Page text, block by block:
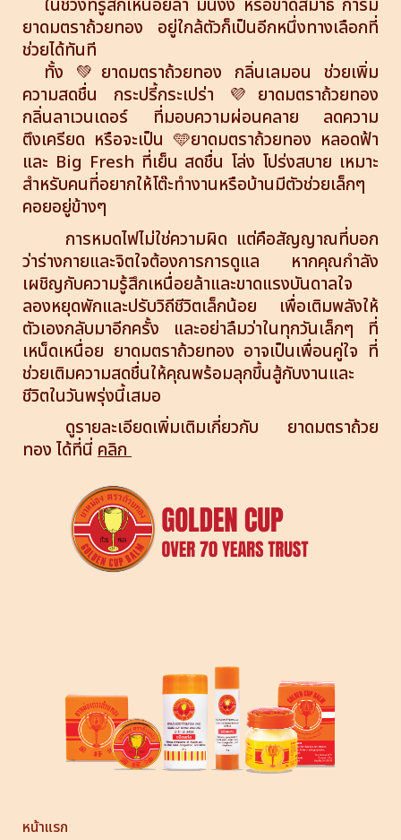
ในช่วงที่รู้สึกเหนื่อยล้า มึนงง หรือขาดสมาธิ การมี
ยาดมตราถ้วยทอง อยู่ใกล้ตัวก็เป็นอีกหนึ่งทางเลือกที่
ช่วยได้ทันที
ทั้ง 💚ยาดมตราถ้วยทอง กลิ่นเลมอน ช่วยเพิ่ม
ความสดชื่น กระปรี้กระเปร่า 💜ยาดมตราถ้วยทอง
กลิ่นลาเวนเดอร์ ที่มอบความผ่อนคลาย ลดความ
ตึงเครียด หรือจะเป็น 🩵ยาดมตราถ้วยทอง หลอดฟ้า
และ Big Fresh ที่เย็น สดชื่น โล่ง โปร่งสบาย เหมาะ
สำหรับคนที่อยากให้โต๊ะทำงานหรือบ้านมีตัวช่วยเล็กๆ
คอยอยู่ข้างๆ
การหมดไฟไม่ใช่ความผิด แต่คือสัญญาณที่บอก
ว่าร่างกายและจิตใจต้องการการดูแล หากคุณกำลัง
เผชิญกับความรู้สึกเหนื่อยล้าและขาดแรงบันดาลใจ
ลองหยุดพักและปรับวิถีชีวิตเล็กน้อย เพื่อเติมพลังให้
ตัวเองกลับมาอีกครั้ง และอย่าลืมว่าในทุกวันเล็กๆ ที่
เหน็ดเหนื่อย ยาดมตราถ้วยทอง อาจเป็นเพื่อนคู่ใจ ที่
ช่วยเติมความสดชื่นให้คุณพร้อมลุกขึ้นสู้กับงานและ
ชีวิตในวันพรุ่งนี้เสมอ
ดูรายละเอียดเพิ่มเติมเกี่ยวกับ ยาดมตราถ้วย
ทอง ได้ที่นี่คลิก
หน้าแรก